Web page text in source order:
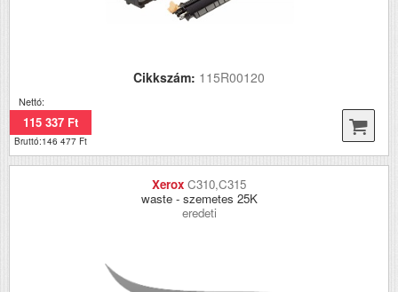
Cikkszám: 115R00120
Nettó:
115 337 Ft
Bruttó:146 477 Ft
Xerox C310,C315
waste - szemetes 25K
eredeti